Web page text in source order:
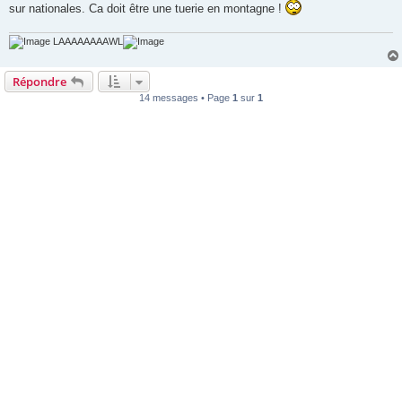
sur nationales. Ca doit être une tuerie en montagne !
LAAAAAAAAWL
Répondre
14 messages • Page 1 sur 1